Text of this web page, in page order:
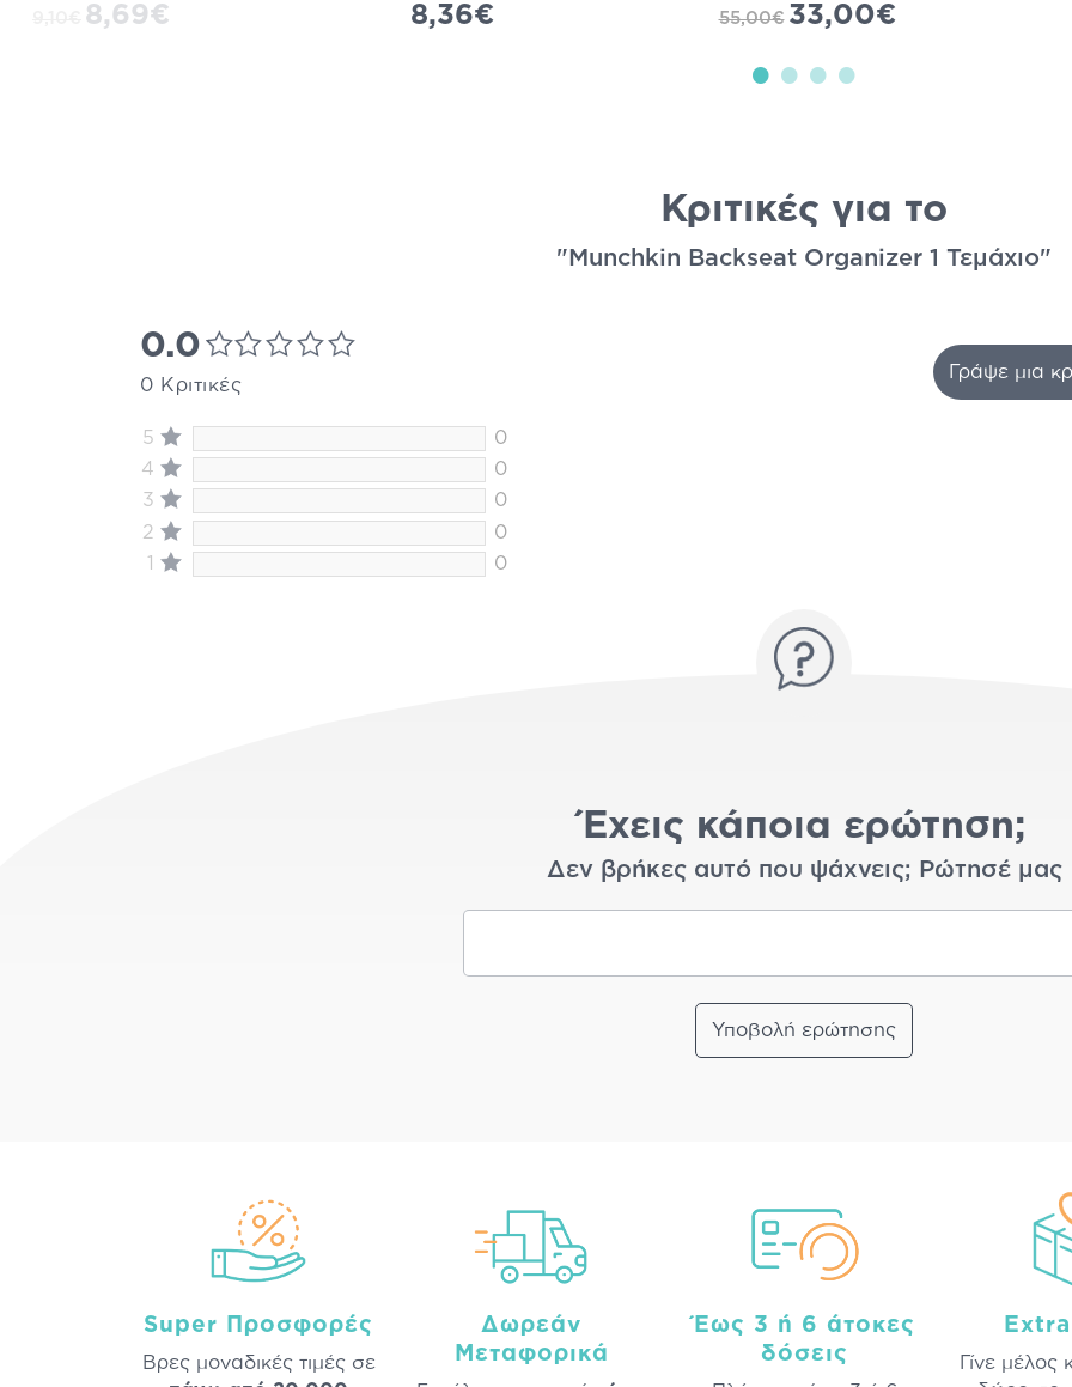
8,69€ 8,36€
55,00€ 33,00€
Κριτικές για το
"Munchkin Backseat Organizer 1 Τεμάχιο"
0.0
0 Κριτικές
5
0
4
0
3
0
2
0
1
0
Γράψε μια
Έχεις κάποια ερώτηση;
Δεν βρήκες αυτό που ψάχνεις; Ρώτησέ μας
Υποβολή ερώτησης
Super Προσφορές
Βρες μοναδικές τιμές σε
Δωρεάν
Μεταφορικά
Έως 3 ή 6 άτοκες
δόσεις
Γίνε μέλος